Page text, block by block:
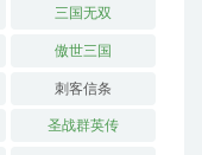
三国无双
傲世三国
刺客信条
圣战群英传